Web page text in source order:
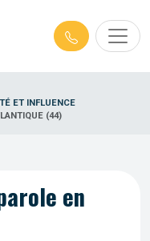
ET INFLUENCE
(44)
en